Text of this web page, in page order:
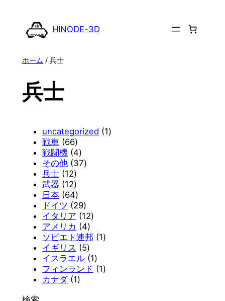
HINODE-3D
ホーム / 兵士
兵士
uncategorized 11
戦車 666
6
個
の
商
品
戦闘機 44
個
その他 373
商
品
兵士 121
2
個
の
商
品
武器 121
2
個
の
商
品
日本 646
4
個
の
商
品
ドイツ 292
9
個
の
商
品
イタリア 121
個
商
品
アメリカ 44
個
の
商
品
ソビエト連邦 11
商
イギリス 55
個
の
イスラエル 11
個
フィンランド 11
カナダ 11